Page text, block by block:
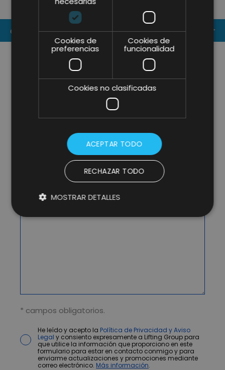
CONTACT US
* campos obligatorios.
He leído y acepto la Política de Privacidad y Aviso
Legal y consiento expresamente a Lifting Group para
que utilice la información que proporciono en este
formulario para estar en contacto conmigo y para
enviarme actualizaciones y promociones mediante
correo electrónico. Más información.
Cookies de
preferencias
Cookies de
funcionalidad
Cookies no clasificadas
ACEPTAR TODO
RECHAZAR TODO
MOSTRAR DETALLES